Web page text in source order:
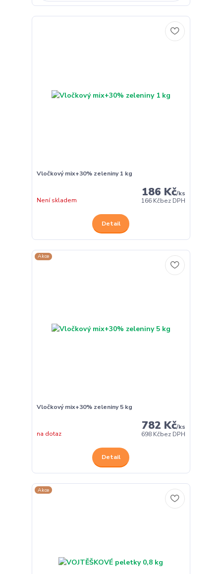
Vločkový mix+30% zeleniny 1 kg
186 Kč/ks
166 Kčbez DPH
Není skladem
Detail
Akce
Vločkový mix+30% zeleniny 5 kg
782 Kč/ks
698 Kčbez DPH
na dotaz
Detail
Akce